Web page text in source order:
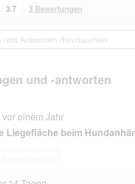
3.7 3 Bewertungen
Aktion
navigierst
den
Bewertungen.
und -antworten
vor einem Jahr
Liegefläche beim